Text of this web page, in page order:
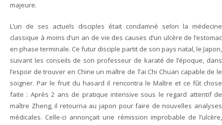
majeure.
L’un de ses actuels disciples était condamné selon la médecine
classique à moins d’un an de vie des causes d’un ulcère de l’estomac
en phase terminale. Ce futur disciple partit de son pays natal, le Japon,
suivant les conseils de son professeur de karaté de l’époque, dans
l’espoir de trouver en Chine un maître de Tai Chi Chuan capable de le
soigner. Par le fruit du hasard il rencontra le Maître et ce fût chose
faite : Après 2 ans de pratique intensive sous le regard attentif de
maître Zheng, il retourna au japon pour faire de nouvelles analyses
médicales. Celle-ci annonçait une rémission improbable de l’ulcère,